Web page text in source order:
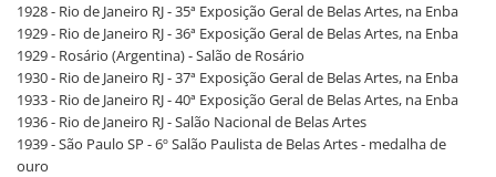
1928 - Rio de Janeiro RJ - 35ª Exposição Geral de Belas Artes, na Enba
1929 - Rio de Janeiro RJ - 36ª Exposição Geral de Belas Artes, na Enba
1929 - Rosário (Argentina) - Salão de Rosário
1930 - Rio de Janeiro RJ - 37ª Exposição Geral de Belas Artes, na Enba
1933 - Rio de Janeiro RJ - 40ª Exposição Geral de Belas Artes, na Enba
1936 - Rio de Janeiro RJ - Salão Nacional de Belas Artes
1939 - São Paulo SP - 6º Salão Paulista de Belas Artes - medalha de
ouro